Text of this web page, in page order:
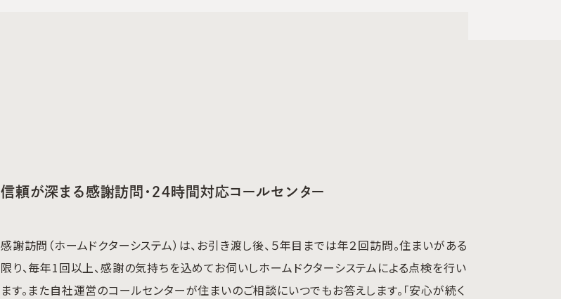
信頼が深まる感謝訪問・２４時間対応コールセンター
感謝訪問（ホームドクターシステム）は、お引き渡し後、５年目までは年２回訪問。住まいがある
限り、毎年1回以上、感謝の気持ちを込めてお伺いしホームドクターシステムによる点検を行い
ます。また自社運営のコールセンターが住まいのご相談にいつでもお答えします。「安心が続く